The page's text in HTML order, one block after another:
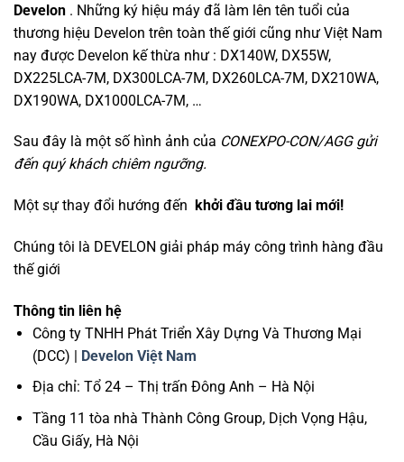
Develon . Những ký hiệu máy đã làm lên tên tuổi của
thương hiệu Develon trên toàn thế giới cũng như Việt Nam
nay được Develon kế thừa như : DX140W, DX55W,
DX225LCA-7M, DX300LCA-7M, DX260LCA-7M, DX210WA,
DX190WA, DX1000LCA-7M, …
Sau đây là một số hình ảnh của CONEXPO-CON/AGG gửi
đến quý khách chiêm ngưỡng.
Một sự thay đổi hướng đến khởi đầu tương lai mới!
Chúng tôi là DEVELON giải pháp máy công trình hàng đầu
thế giới
Thông tin liên hệ
Công ty TNHH Phát Triển Xây Dựng Và Thương Mại
(DCC) | Develon Việt Nam
Địa chỉ: Tổ 24 – Thị trấn Đông Anh – Hà Nội
Tầng 11 tòa nhà Thành Công Group, Dịch Vọng Hậu,
Cầu Giấy, Hà Nội